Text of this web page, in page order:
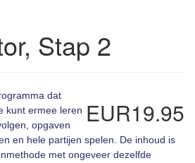
Stap 2
EUR19.95
dat
kunt ermee leren
opgaven
en hele partijen spelen. De inhoud is
met ongeveer dezelfde